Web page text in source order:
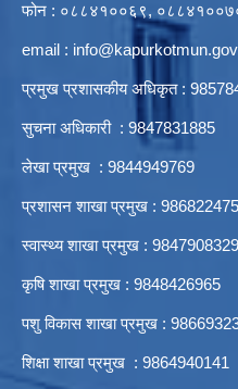
फोन : ०८८४१००६९,
email :
प्रमुख प्रशासकीय अधिकृत :
सुचना अधिकारी : 9847831885
लेखा प्रमुख : 9844949769
प्रशासन शाखा प्रमुख :
स्वास्थ्य शाखा प्रमुख : 9847908329
कृषि शाखा प्रमुख : 9848426965
पशु विकास शाखा प्रमुख :
शिक्षा शाखा प्रमुख : 9864940141